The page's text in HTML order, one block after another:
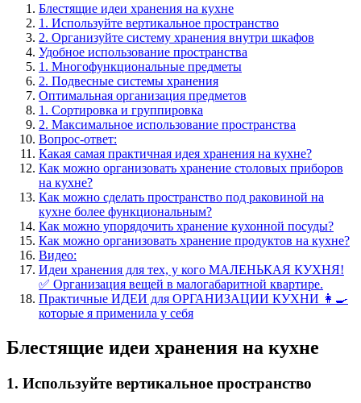
Блестящие идеи хранения на кухне
1. Используйте вертикальное пространство
2. Организуйте систему хранения внутри шкафов
Удобное использование пространства
1. Многофункциональные предметы
2. Подвесные системы хранения
Оптимальная организация предметов
1. Сортировка и группировка
2. Максимальное использование пространства
Вопрос-ответ:
Какая самая практичная идея хранения на кухне?
Как можно организовать хранение столовых приборов
на кухне?
Как можно сделать пространство под раковиной на
кухне более функциональным?
Как можно упорядочить хранение кухонной посуды?
Как можно организовать хранение продуктов на кухне?
Видео:
Идеи хранения для тех, у кого МАЛЕНЬКАЯ КУХНЯ!
✅ Организация вещей в малогабаритной квартире.
Практичные ИДЕИ для ОРГАНИЗАЦИИ КУХНИ 👩‍🍳
которые я применила у себя
Блестящие идеи хранения на кухне
1. Используйте вертикальное пространство